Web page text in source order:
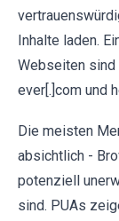
Inhalte laden.
Webseiten
ever[.]com und
Die meisten
absichtlich -
potenziell
sind. PUAs